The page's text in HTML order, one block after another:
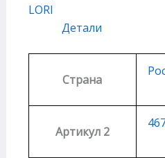
LORI
Детали
Страна
Артикул 2